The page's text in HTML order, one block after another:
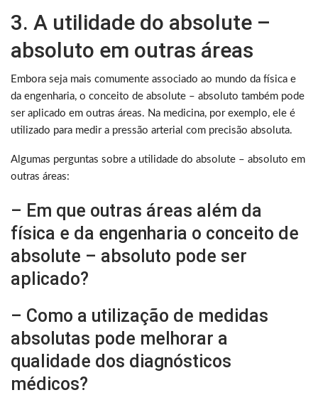
3. A utilidade do absolute –
absoluto em outras áreas
Embora seja mais comumente associado ao mundo da física e
da engenharia, o conceito de absolute – absoluto também pode
ser aplicado em outras áreas. Na medicina, por exemplo, ele é
utilizado para medir a pressão arterial com precisão absoluta.
Algumas perguntas sobre a utilidade do absolute – absoluto em
outras áreas:
– Em que outras áreas além da
física e da engenharia o conceito de
absolute – absoluto pode ser
aplicado?
– Como a utilização de medidas
absolutas pode melhorar a
qualidade dos diagnósticos
médicos?